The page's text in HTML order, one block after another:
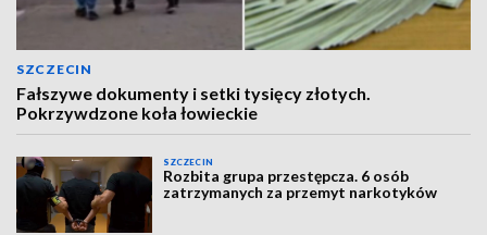
SZCZECIN
Fałszywe dokumenty i setki tysięcy złotych.
Pokrzywdzone koła łowieckie
SZCZECIN
Rozbita grupa przestępcza. 6 osób
zatrzymanych za przemyt narkotyków